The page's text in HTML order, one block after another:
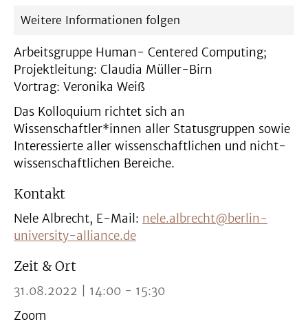
Weitere Informationen folgen
Arbeitsgruppe Human- Centered Computing;
Projektleitung: Claudia Müller-Birn
Vortrag: Veronika Weiß
Das Kolloquium richtet sich an
Wissenschaftler*innen aller Statusgruppen sowie
Interessierte aller wissenschaftlichen und nicht-
wissenschaftlichen Bereiche.
Kontakt
Nele Albrecht, E-Mail: nele.albrecht@berlin-
university-alliance.de
Zeit & Ort
31.08.2022 | 14:00 - 15:30
Zoom